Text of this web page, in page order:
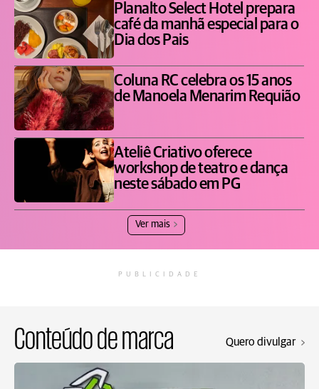
Planalto Select Hotel prepara
café da manhã especial para o
Dia dos Pais
Coluna RC celebra os 15 anos
de Manoela Menarim Requião
Ateliê Criativo oferece
workshop de teatro e dança
neste sábado em PG
Ver mais
PUBLICIDADE
Conteúdo de marca Quero divulgar